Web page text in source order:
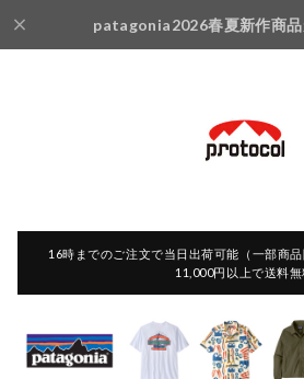
patagonia2026春夏新作商品
16時までのご注文で当日出荷可能（一部商品
11,000円以上で送料無